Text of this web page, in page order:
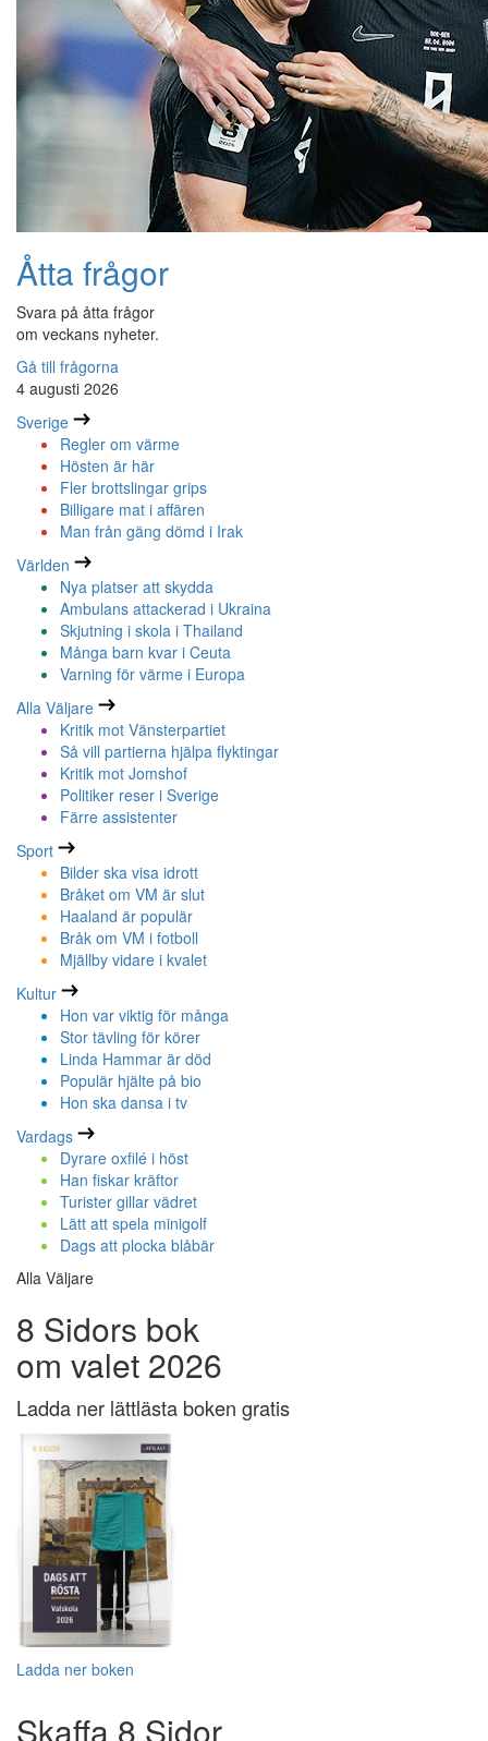
Åtta frågor
Svara på åtta frågor
om veckans nyheter.
Gå till frågorna
4 augusti 2026
Sverige
Regler om värme
Hösten är här
Fler brottslingar grips
Billigare mat i affären
Man från gäng dömd i Irak
Världen
Nya platser att skydda
Ambulans attackerad i Ukraina
Skjutning i skola i Thailand
Många barn kvar i Ceuta
Varning för värme i Europa
Alla Väljare
Kritik mot Vänsterpartiet
Så vill partierna hjälpa flyktingar
Kritik mot Jomshof
Politiker reser i Sverige
Färre assistenter
Sport
Bilder ska visa idrott
Bråket om VM är slut
Haaland är populär
Bråk om VM i fotboll
Mjällby vidare i kvalet
Kultur
Hon var viktig för många
Stor tävling för körer
Linda Hammar är död
Populär hjälte på bio
Hon ska dansa i tv
Vardags
Dyrare oxfilé i höst
Han fiskar kräftor
Turister gillar vädret
Lätt att spela minigolf
Dags att plocka blåbär
Alla Väljare
8 Sidors bok
om valet 2026
Ladda ner lättlästa boken gratis
Ladda ner boken
Skaffa 8 Sidor